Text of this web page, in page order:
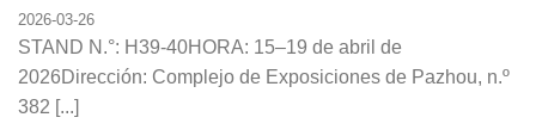
2026-03-26
STAND N.°: H39-40HORA: 15–19 de abril de
2026Dirección: Complejo de Exposiciones de Pazhou, n.º
382 [...]